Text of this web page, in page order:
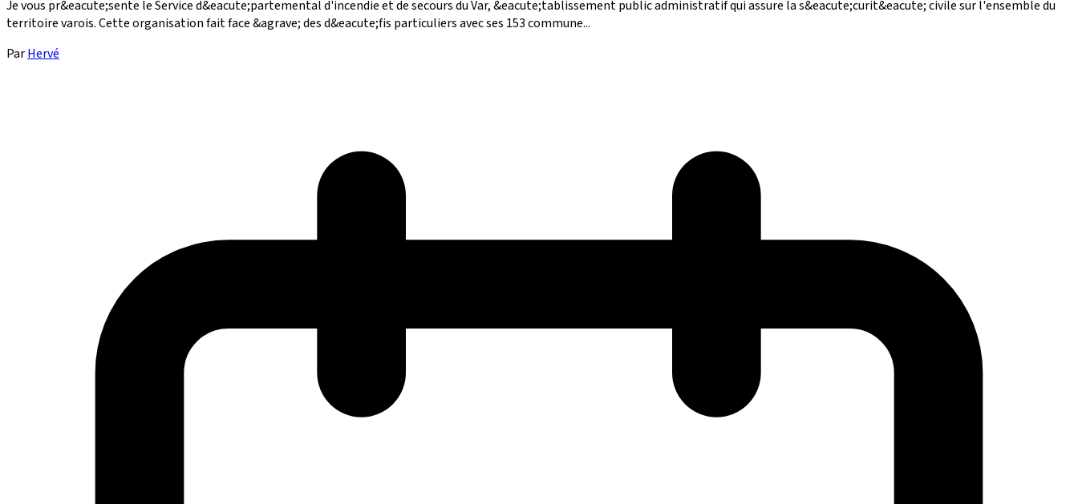
Je vous pr&eacute;sente le Service d&eacute;partemental d'incendie et de secours du Var, &eacute;tablissement public administratif qui assure la s&eacute;curit&eacute; civile sur l'ensemble du
territoire varois. Cette organisation fait face &agrave; des d&eacute;fis particuliers avec ses 153 commune...
ParHervé